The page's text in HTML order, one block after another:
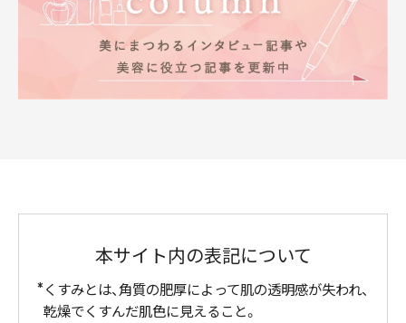
本サイト内の表記について
くすみとは、角質の肥厚によって肌の透明感が失われ、
乾燥でくすんだ肌色に見えること。